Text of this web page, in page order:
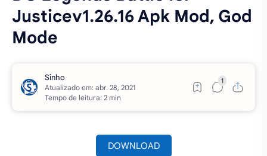
Justicev1.26.16 Apk Mod, God
Mode
Atualizado em:
Tempo de leitura: 2 min
DOWNLOAD